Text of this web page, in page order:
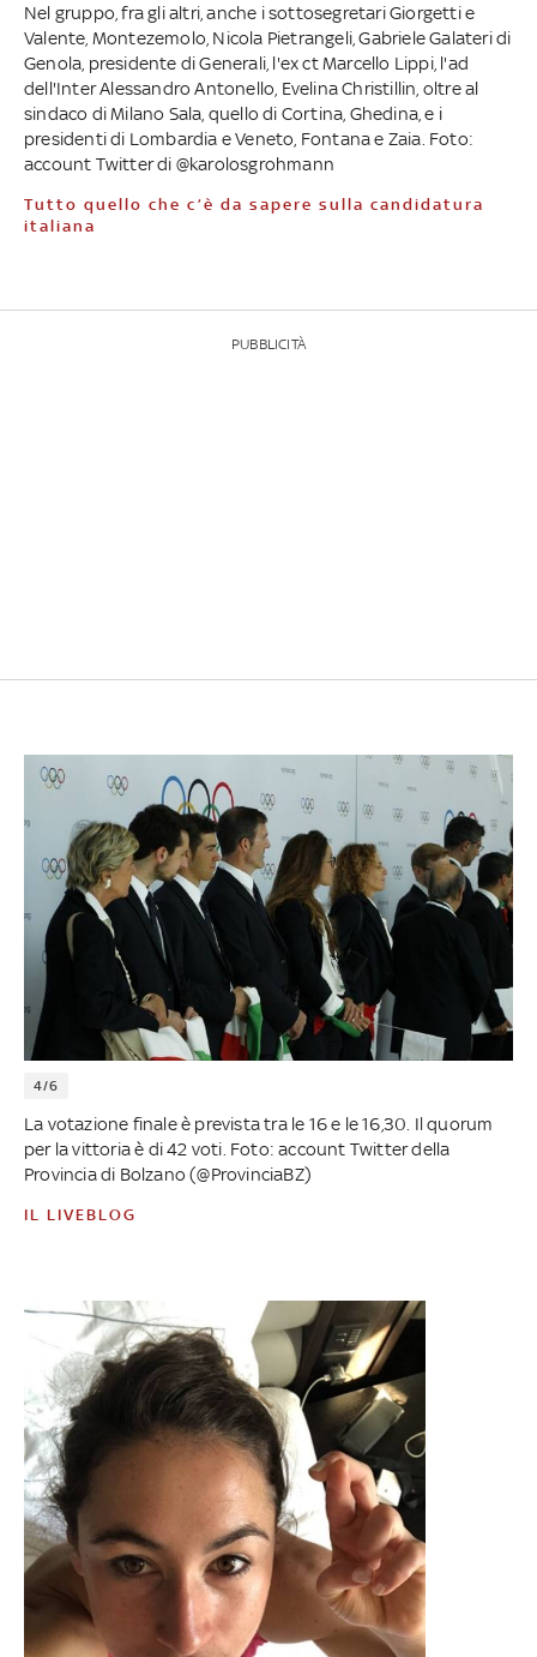
Nel gruppo, fra gli altri, anche i sottosegretari Giorgetti e
Valente, Montezemolo, Nicola Pietrangeli, Gabriele Galateri di
Genola, presidente di Generali, l'ex ct Marcello Lippi, l'ad
dell'Inter Alessandro Antonello, Evelina Christillin, oltre al
sindaco di Milano Sala, quello di Cortina, Ghedina, e i
presidenti di Lombardia e Veneto, Fontana e Zaia. Foto:
account Twitter di @karolosgrohmann
Tutto quello che c’è da sapere sulla candidatura
italiana
PUBBLICITÀ
4/6
La votazione finale è prevista tra le 16 e le 16,30. Il quorum
per la vittoria è di 42 voti. Foto: account Twitter della
Provincia di Bolzano (@ProvinciaBZ)
IL LIVEBLOG